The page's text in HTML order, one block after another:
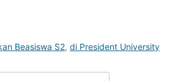
Beasiswa S2, di President University